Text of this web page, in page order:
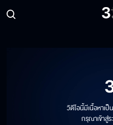
วิดีโอนี้มีเนื้อหาเ
กรุณาเข้าสู่